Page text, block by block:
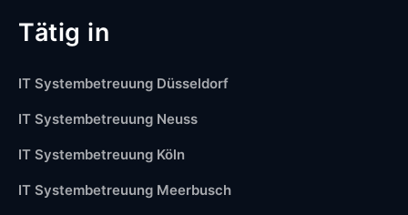
Tätig in
IT Systembetreuung Düsseldorf
IT Systembetreuung Neuss
IT Systembetreuung Köln
IT Systembetreuung Meerbusch